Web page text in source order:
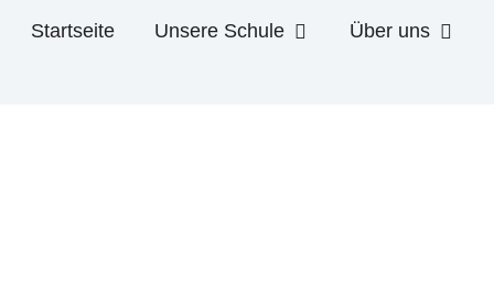
Startseite Unsere Schule Öffne Unsere Schule
Über uns